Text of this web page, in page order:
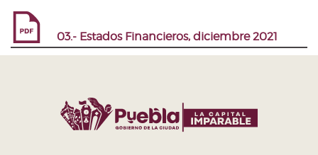
03.- Estados Financieros, diciembre 2021